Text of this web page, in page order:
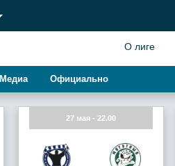
О лиге
Медиа Официально
27 мая - 22.00